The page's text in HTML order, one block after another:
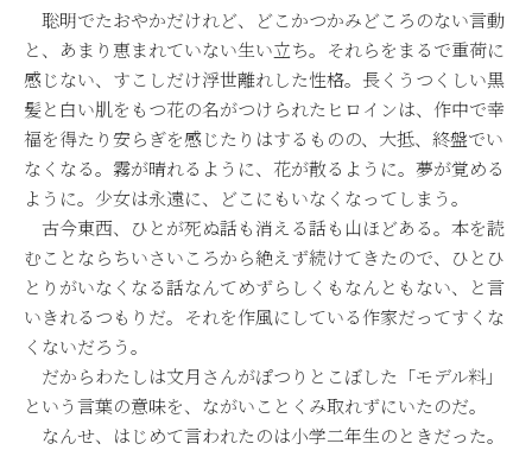
聡明でたおやかだけれど、どこかつかみどころのない言動
と、あまり恵まれていない生い立ち。それらをまるで重荷に
感じない、すこしだけ浮世離れした性格。長くうつくしい黒
髪と白い肌をもつ花の名がつけられたヒロインは、作中で幸
福を得たり安らぎを感じたりはするものの、大抵、終盤でい
なくなる。霧が晴れるように、花が散るように。夢が覚める
ように。少女は永遠に、どこにもいなくなってしまう。
古今東西、ひとが死ぬ話も消える話も山ほどある。本を読
むことならちいさいころから絶えず続けてきたので、ひとひ
とりがいなくなる話なんてめずらしくもなんともない、と言
いきれるつもりだ。それを作風にしている作家だってすくな
くないだろう。
だからわたしは文月さんがぽつりとこぼした「モデル料」
という言葉の意味を、ながいことくみ取れずにいたのだ。
なんせ、はじめて言われたのは小学二年生のときだった。